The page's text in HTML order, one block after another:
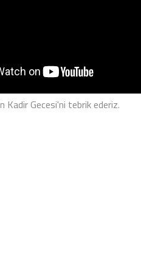
Kadir Gecesi'ni tebrik ederiz.